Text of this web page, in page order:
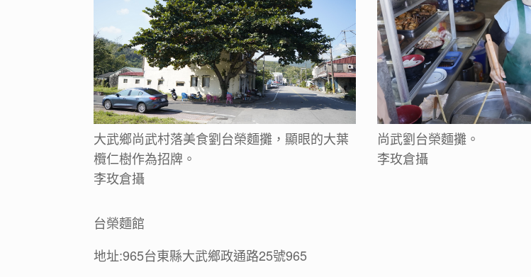
大武鄉尚武村落美食劉台榮麵攤，顯眼的大葉
欖仁樹作為招牌。
李玫倉攝
尚武劉台榮麵攤。
李玫倉攝
台榮麵館
地址:965台東縣大武鄉政通路25號965